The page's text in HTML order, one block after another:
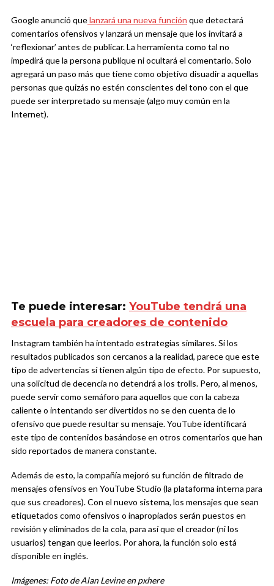
Google anunció quelanzará una nueva función que detectará
comentarios ofensivos y lanzará un mensaje que los invitará a
‘reflexionar’ antes de publicar. La herramienta como tal no
impedirá que la persona publique ni ocultará el comentario. Solo
agregará un paso más que tiene como objetivo disuadir a aquellas
personas que quizás no estén conscientes del tono con el que
puede ser interpretado su mensaje (algo muy común en la
Internet).
Te puede interesar: YouTube tendrá una
escuela para creadores de contenido
Instagram también ha intentado estrategias similares. Si los
resultados publicados son cercanos a la realidad, parece que este
tipo de advertencias sí tienen algún tipo de efecto. Por supuesto,
una solicitud de decencia no detendrá a los trolls. Pero, al menos,
puede servir como semáforo para aquellos que con la cabeza
caliente o intentando ser divertidos no se den cuenta de lo
ofensivo que puede resultar su mensaje. YouTube identificará
este tipo de contenidos basándose en otros comentarios que han
sido reportados de manera constante.
Además de esto, la compañía mejoró su función de filtrado de
mensajes ofensivos en YouTube Studio (la plataforma interna para
que sus creadores). Con el nuevo sistema, los mensajes que sean
etiquetados como ofensivos o inapropiados serán puestos en
revisión y eliminados de la cola, para así que el creador (ni los
usuarios) tengan que leerlos. Por ahora, la función solo está
disponible en inglés.
Imágenes: Foto de Alan Levine en pxhere